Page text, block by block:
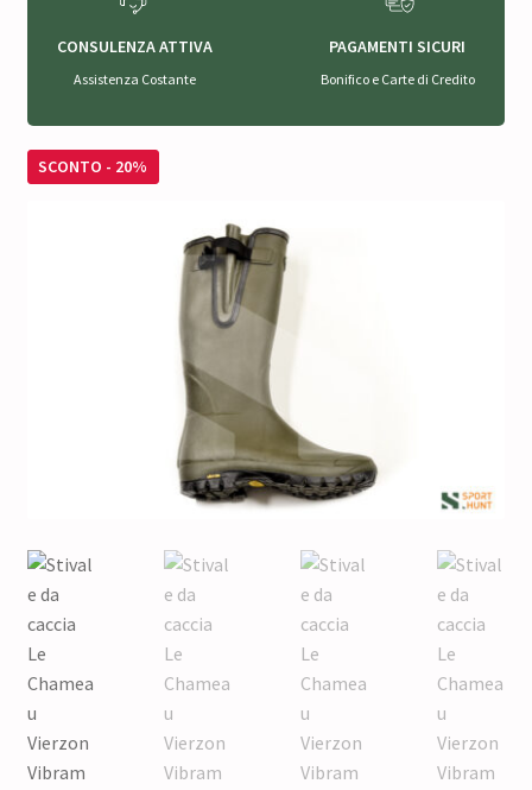
CONSULENZA ATTIVA
Assistenza Costante
PAGAMENTI SICURI
Bonifico e Carte di Credito
SCONTO - 20%